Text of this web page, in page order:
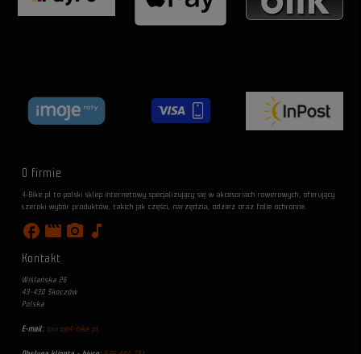
O firmie
4-Bike.pl to polski sklep internetowy specjalizujący się w akcesoriach rowerowych, oferujący
szeroki wybór produktów, takich jak części, narzędzia, odzież oraz folie ochronne.
facebook movie photo_camera music_note
Kontakt
Wiślańska 26
43-430 Skoczów
Polska
E-mail: biuro@4-bike.pl